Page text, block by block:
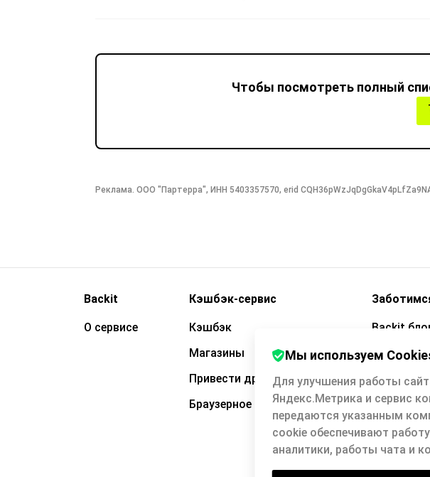
Чтобы посмотреть полный
Реклама. ООО "Партерра", ИНН 5403357570, erid
Backit
О сервисе
Кэшбэк-сервис
Кэшбэк
Магазины
Привести друга
Браузерное расширение
Backit
Вопросы
Обратная
Мы используем
Для улучшения работы
Яндекс.Метрика и сервис
передаются указанным
cookie обеспечивают
аналитики, работы чата и